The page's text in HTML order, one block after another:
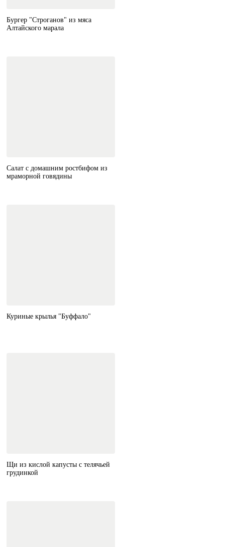
Бургер "Строганов" из мяса
Алтайского марала
Салат с домашним ростбифом из
мраморной говядины
Куриные крылья "Буффало"
Щи из кислой капусты с телячьей
грудинкой